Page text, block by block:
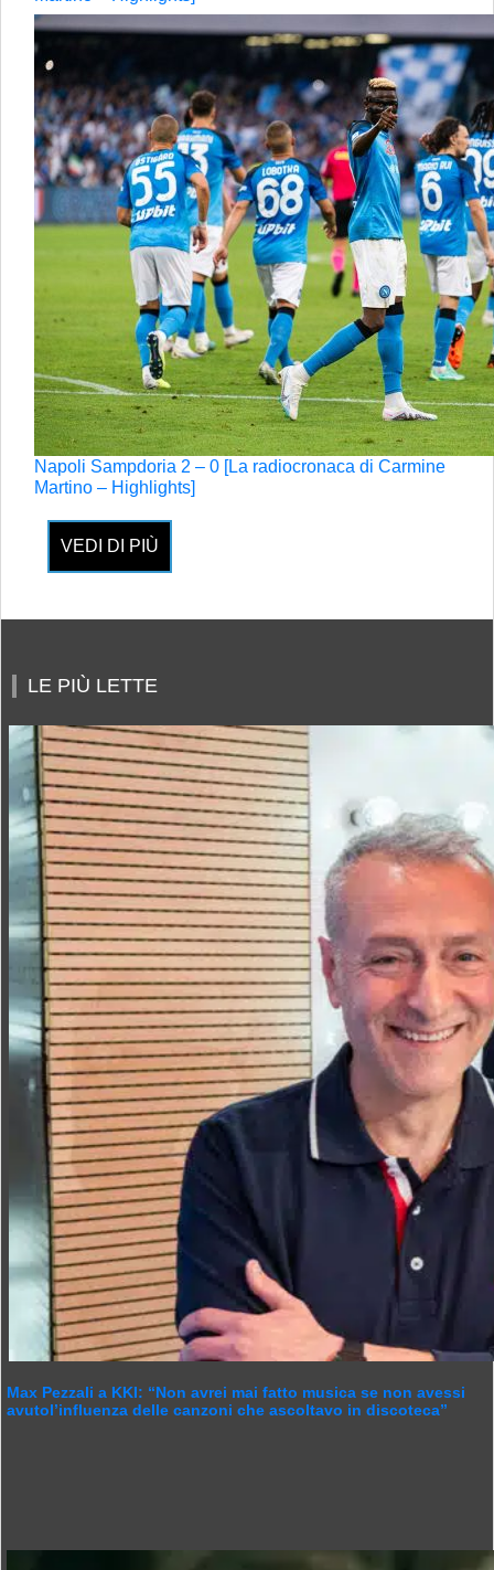
Napoli Sampdoria 2 – 0 [La radiocronaca di Carmine
Martino – Highlights]
VEDI DI PIÙ
LE PIÙ LETTE
Max Pezzali a KKI: “Non avrei mai fatto musica se non avessi
avutol’influenza delle canzoni che ascoltavo in discoteca”